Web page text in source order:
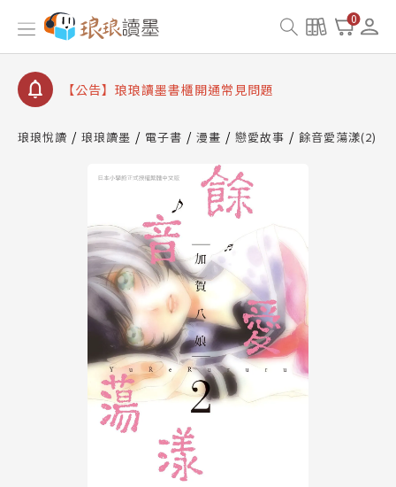
0
【公告】琅琅書店服務升級重要說明及資產合併結果
查詢
【公告】琅琅讀墨數位閱讀資產合併與書櫃開通申請
【公告】琅琅讀墨書櫃開通常見問題
請圖文教學
【公告】琅琅讀墨數位閱讀資產合併與書櫃開通申請
琅琅悅讀 琅琅讀墨 電子書 漫畫 戀愛故事 餘音愛蕩漾(2)